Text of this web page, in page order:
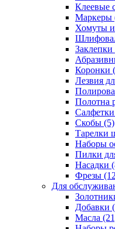
Клеевые
Маркеры
Хомуты
Заклепки
Коронки
Лезвия
Полотна
Салфетки
Скобы (5)
Тарелки
Наборы
Пилки
Насадки
Фрезы
Для
Добавки
Масла